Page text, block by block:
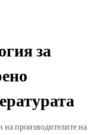
за
производителите на